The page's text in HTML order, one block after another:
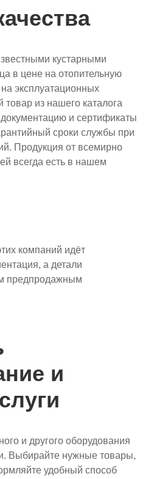
кустарными
в цене на отопительную
эксплуатационных
товар из нашего каталога
и сертификаты
сроки службы при
Продукция от всемирно
всегда есть в нашем
компаний идёт
а детали
предпродажным
и
и другого оборудования
Выбирайте нужные товары,
удобный способ